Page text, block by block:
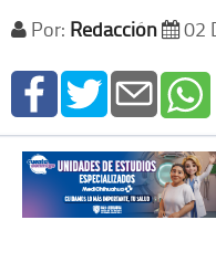
Por: Redacción 02